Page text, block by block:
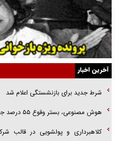
یهودی‌ها در ادبیات داستانی اروپا؛ از
گفت‌وگو با خواهر یکی از شهدای جنگ
اهل خدمت بی‌منت بود
جزئیات شکنجه‌هایم فراتر از آن است که در
گزارش
آخرین اخبار
شرط جدید برای بازنشستگی اعلام شد
هوش مصنوعی، بستر وقوع ۵۵ درصد جرایم سایبری آفریقاست
کلاهبرداری و پولشویی در قالب